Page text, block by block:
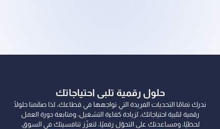
حلول رقمية تلبي احتياجاتك
ندرك تمامًا التحديات الفريدة التي تواجهها في قطاعك، لذا صمّمنا حلولًا
رقمية لتلبية احتياجاتك، لزيادة كفاءة التشغيل، ومتابعة دورة العمل
لحظيًا، ومساعدتك على التحوّل رقميًا، لتعزّز تنافسيتك في السوق.